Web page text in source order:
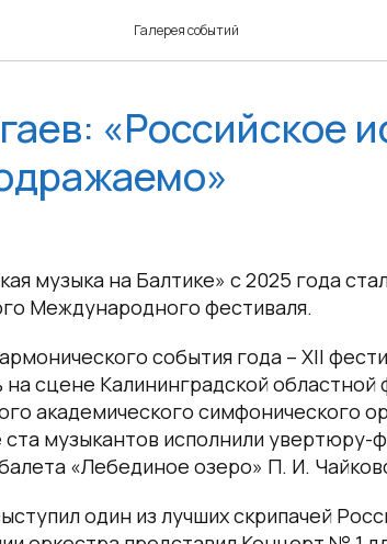
Галерея событий
«Российское
музыка на Балтике» с 2025 года
Международного фестиваля.
события года – XII
на сцене Калининградской
академического симфонического
музыкантов исполнили
«Лебединое озеро» П. И.
один из лучших скрипачей